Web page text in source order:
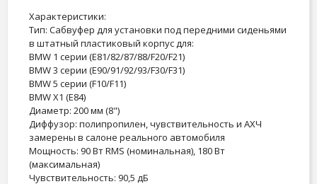
Характеристики:
Тип: Сабвуфер для установки под передними сиденьями
в штатный пластиковый корпус для:
BMW 1 серии (Е81/82/87/88/F20/F21)
BMW 3 серии (Е90/91/92/93/F30/F31)
BMW 5 серии (F10/F11)
BMW X1 (E84)
Диаметр: 200 мм (8")
Диффузор: полипропилен, чувствительность и АХЧ
замерены в салоне реального автомобиля
Мощность: 90 Вт RMS (номинальная), 180 Вт
(максимальная)
Чувствительность: 90,5 дБ